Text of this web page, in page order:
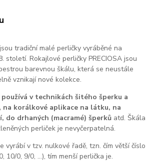
jsou tradiční malé perličky vyráběné na
století. Rokajlové perličky PRECIOSA jsou
barevnou škálu, která se neustále
vznikají nové kolekce.
používá v technikách šitého šperku a
na korálkové aplikace na látku, na
do drhaných (macramé) šperků atd. Škála
perliček je nevyčerpatelná.
vyrábí v tzv. nulkové řadě, tzn. čím větší číslo
10/0, 9/0, …), tím menší perlička je.